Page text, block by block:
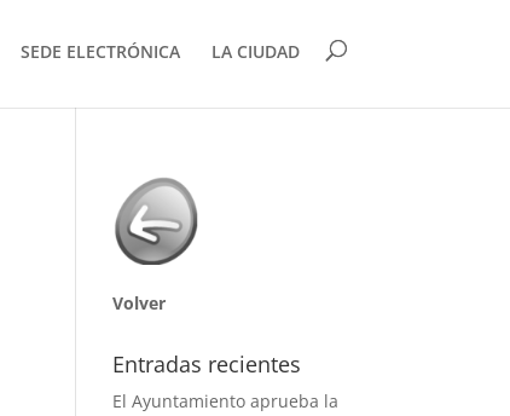
SEDE ELECTRÓNICA LA CIUDAD
Volver
Entradas recientes
El Ayuntamiento aprueba la